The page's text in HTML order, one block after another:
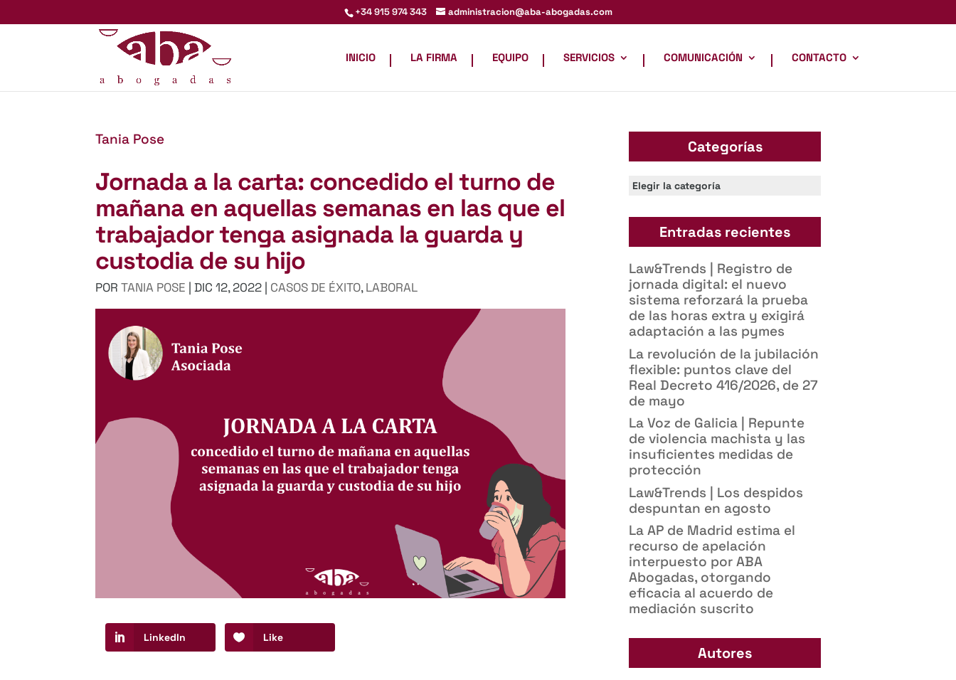
+34 915 974 343 administracion@aba-abogadas.com
INICIO LA FIRMA EQUIPO SERVICIOS COMUNICACIÓN CONTACTO
Tania Pose
Jornada a la carta: concedido el turno de
mañana en aquellas semanas en las que el
trabajador tenga asignada la guarda y
custodia de su hijo
PORTANIA POSE |DIC 12, 2022 | CASOS DE ÉXITO,LABORAL
LinkedIn Like
Categorías
Categorías
Entradas recientes
Law&Trends | Registro de
jornada digital: el nuevo
sistema reforzará la prueba
de las horas extra y exigirá
adaptación a las pymes
La revolución de la jubilación
flexible: puntos clave del
Real Decreto 416/2026, de 27
de mayo
La Voz de Galicia | Repunte
de violencia machista y las
insuficientes medidas de
protección
Law&Trends | Los despidos
despuntan en agosto
La AP de Madrid estima el
recurso de apelación
interpuesto por ABA
Abogadas, otorgando
eficacia al acuerdo de
mediación suscrito
Autores